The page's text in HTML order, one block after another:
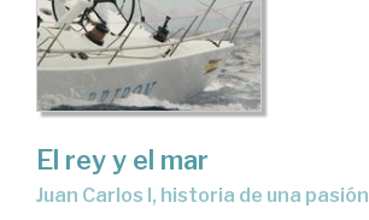
El rey y el mar
Juan Carlos I, historia de una pasión